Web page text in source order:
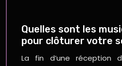
Quelles sont les
pour clôturer votre
La fin d’une réception